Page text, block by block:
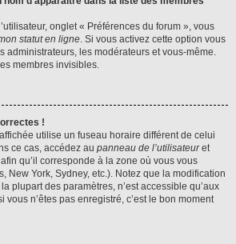
onglet « Préférences du forum », vous
statut en ligne. Si vous activez cette option vous
administrateurs, les modérateurs et vous-même.
membres invisibles.
!
affichée utilise un fuseau horaire différent de celui
ce cas, accédez au panneau de l’utilisateuret
qu’il corresponde à la zone où vous vous
New York, Sydney, etc.). Notez que la modification
plupart des paramètres, n’est accessible qu’aux
vous n’êtes pas enregistré, c’est le bon moment